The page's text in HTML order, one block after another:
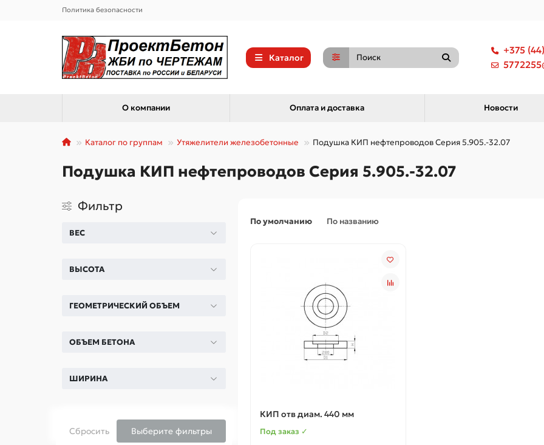
Политика безопасности
Каталог
+375
О компании Оплата и доставка Новости
Каталог по группам Утяжелители железобетонные Подушка КИП нефтепроводов Серия 5.905.-32.07
Подушка КИП нефтепроводов Серия 5.905.-32.07
Фильтр
ВЕС
ВЫСОТА
ГЕОМЕТРИЧЕСКИЙ ОБЪЕМ
ОБЪЕМ БЕТОНА
ШИРИНА
Сбросить Выберите фильтры
По умолчанию По названию
КИП отв диам. 440 мм
Под заказ ✓